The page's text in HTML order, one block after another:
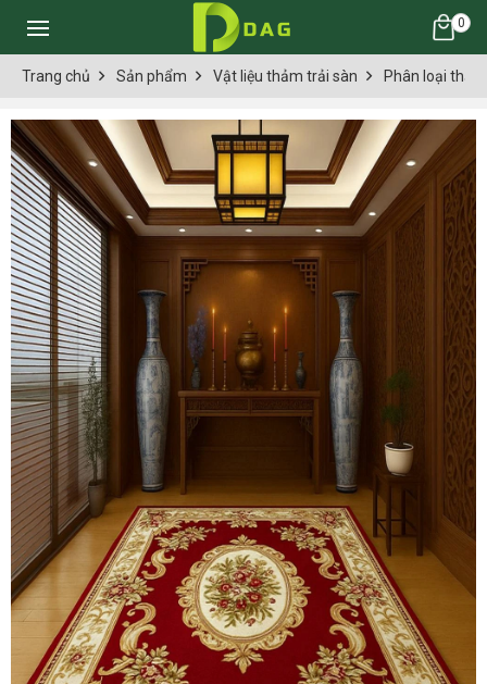
0
Trang chủ Sản phẩm Vật liệu thảm trải sàn Phân loại